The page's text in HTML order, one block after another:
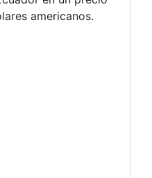
americanos.